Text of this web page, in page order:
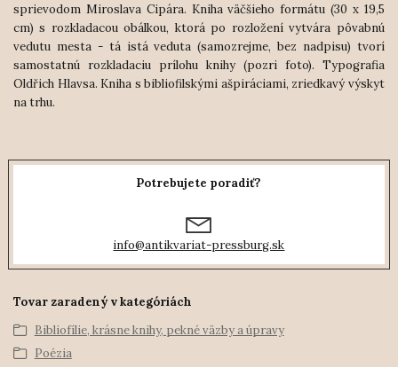
sprievodom Miroslava Cipára. Kniha väčšieho formátu (30 x 19,5
cm) s rozkladacou obálkou, ktorá po rozložení vytvára pôvabnú
vedutu mesta - tá istá veduta (samozrejme, bez nadpisu) tvorí
samostatnú rozkladaciu prílohu knihy (pozri foto). Typografia
Oldřich Hlavsa. Kniha s bibliofilskými ašpiráciami, zriedkavý výskyt
na trhu.
Potrebujete poradiť?
info@antikvariat-pressburg.sk
Tovar zaradený v kategóriách
Bibliofílie, krásne knihy, pekné väzby a úpravy
Poézia